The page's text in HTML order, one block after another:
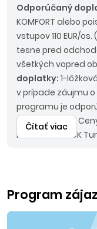
Odporúčaný
KOMFORT alebo
vstupov 110 EUR/
tesne pred
všetkých vopred
doplatky: 1-
v prípade záujmu
programu je
Upozornenie:
môžu meniť. CK
zmeny leteckej
ich zmenu.
Čítať viac
Program